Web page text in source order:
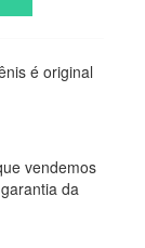
é original
vendemos
da